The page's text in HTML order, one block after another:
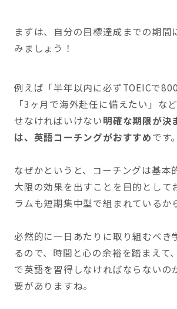
まずは、自分の目標達成までの期間
みましょう！
例えば「半年以内に必ずTOEICで
「3ヶ月で海外赴任に備えたい」な
せなければいけない明確な期限が決
は、英語コーチングがおすすめです。
なぜかというと、コーチングは基本
大限の効果を出すことを目的として
ラムも短期集中型で組まれているか
必然的に一日あたりに取り組むべき
るので、時間と心の余裕を踏まえて
で英語を習得しなければならないの
要がありますね。